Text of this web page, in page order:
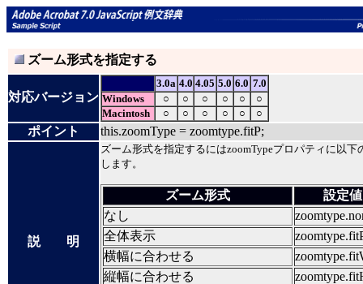
ズーム形式を指定する
対応バージョン
3.0a 4.0 4.05 5.0 6.0 7.0
Windows
○ ○ ○ ○ ○
○
Macintosh
○ ○ ○ ○ ○ ○
ポイント this.zoomType = zoomtype.fitP;
説 明
ズーム形式を指定するにはzoomTypeプロパティに以下
します。
ズーム形式
設定値
なし
全体表示
横幅に合わせる
縦幅に合わせる